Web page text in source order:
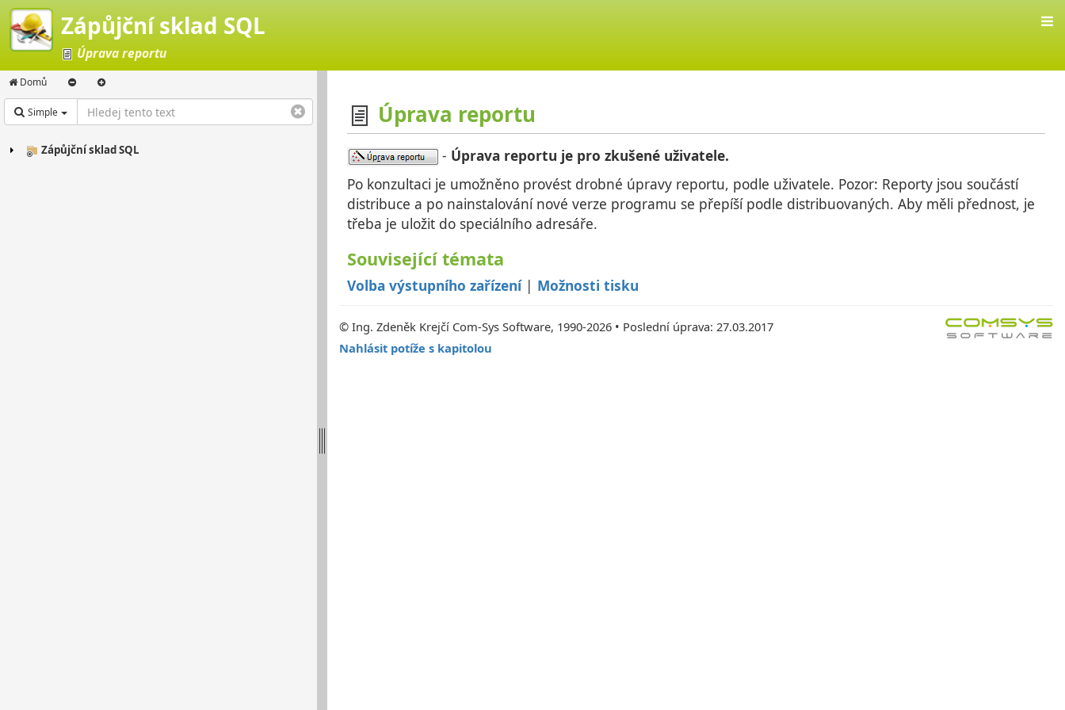
Zápůjční sklad SQL
Úprava reportu
Domů
Simple
Zápůjční sklad SQL
Úprava reportu
- Úprava reportu je pro zkušené uživatele.
Po konzultaci je umožněno provést drobné úpravy reportu, podle uživatele. Pozor: Reporty jsou součástí
distribuce a po nainstalování nové verze programu se přepíší podle distribuovaných. Aby měli přednost, je
třeba je uložit do speciálního adresáře.
Související témata
Volba výstupního zařízení| Možnosti tisku
© Ing. Zdeněk Krejčí Com-Sys Software, 1990-2026 • Poslední úprava: 27.03.2017
Nahlásit potíže s kapitolou